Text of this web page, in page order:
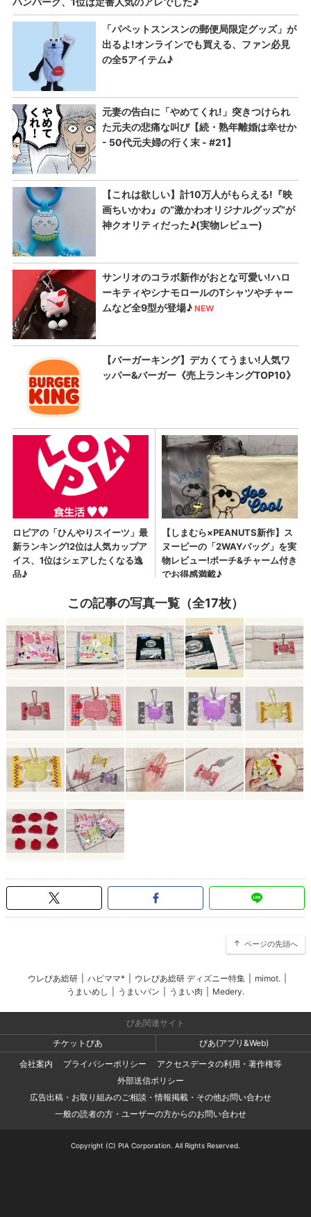
この記事の写真一覧（全17枚）
ページの先頭へ
ウレぴあ総研 ハピママ* ウレぴあ総研 ディズニー特集 mimot.
うまいめし
うまいパン うまい肉 Medery.
ぴあ関連サイト
チケットぴあ
ぴあ(アプリ&Web)
会社案内
プライバシーポリシー
アクセスデータの利用・著作権等
外部送信ポリシー
広告出稿・お取り組みのご相談・情報掲載・その他お問い合わせ
一般の読者の方・ユーザーの方からのお問い合わせ
Copyright (C) PIA Corporation. All Rights Reserved.